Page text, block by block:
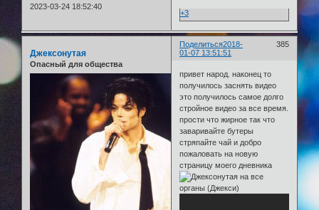
2023-03-24 18:52:40
+3
Поделиться 385
2018-
01-07 13:51:51
Джексонутая
Опасный для общества
привет народ. наконец то
получилось заснять видео
это получилось самое долго
стройное видео за все время.
прости что жирное так что
заваривайте бутеры
стряпайте чай и добро
пожаловать на новую
страницу моего дневника